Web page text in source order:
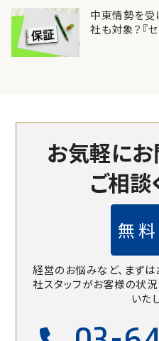
中東情勢を受
社も対象？『
お気軽にお
ご相談
無
経営のお悩みなど、まずは
社スタッフがお客様の状
いた